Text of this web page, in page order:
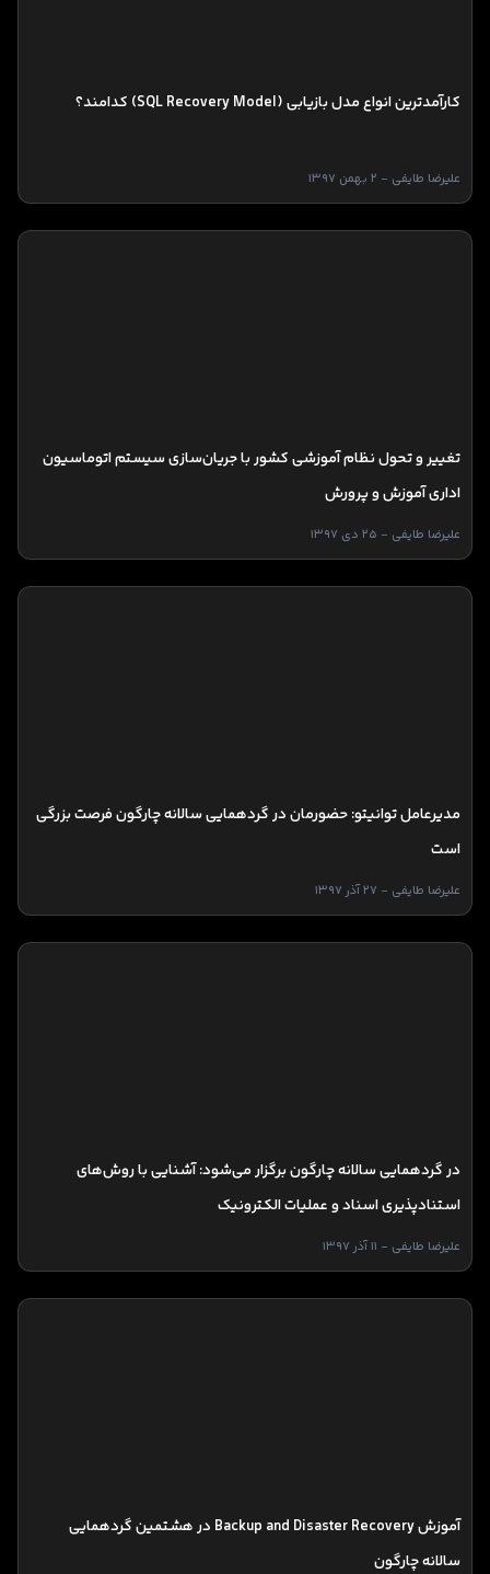
کارآمدترین انواع مدل بازیابی (SQL Recovery Model) کدامند؟
علیرضا طایفی - 2 بهمن 1397
تغییر و تحول نظام آموزشی کشور با جریان‌سازی سیستم اتوماسیون
اداری آموزش و پرورش
علیرضا طایفی - 25 دی 1397
مدیرعامل توانیتو: حضورمان در گردهمایی سالانه چارگون فرصت بزرگی
است
علیرضا طایفی - 27 آذر 1397
در گردهمایی سالانه چارگون برگزار می‌شود: آشنایی با روش‌های
استنادپذیری اسناد و عملیات الکترونیک
علیرضا طایفی - 11 آذر 1397
آموزش Backup and Disaster Recovery در هشتمین گردهمایی
سالانه چارگون